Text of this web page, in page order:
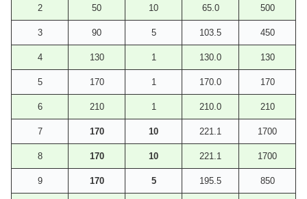
2 50 10 65.0 500
3 90 5 103.5 450
4 130 1 130.0 130
5 170 1 170.0 170
6 210 1 210.0 210
7 170 10 221.1 1700
8 170 10 221.1 1700
9 170 5 195.5 850